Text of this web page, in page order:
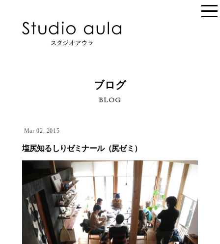
ブログ
BLOG
Mar 02, 2015
塩尻知るしりゼミナール（尻ゼミ）